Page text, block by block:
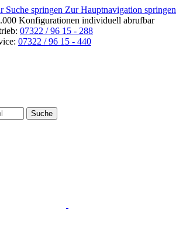
Suche springen Zur Hauptnavigation springen
Konfigurationen individuell abrufbar
07322 / 96 15 - 288
07322 / 96 15 - 440
Suche